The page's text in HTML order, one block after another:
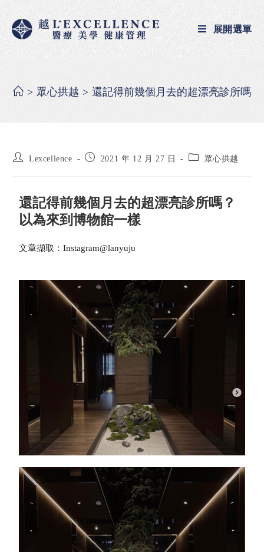
展開選單
> 眾心拱越 > 還記得前幾個月去的超漂亮診所嗎
Lexcellence 2021 年 12 月 27 日 眾心拱越
還記得前幾個月去的超漂亮診所嗎？
以為來到博物館一樣
文章擷取：Instagram@lanyuju